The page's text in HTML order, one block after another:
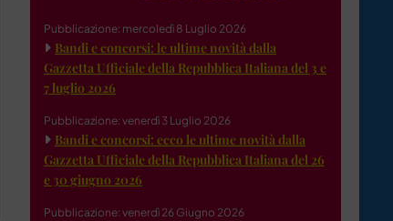
Pubblicazione: mercoledì 8 Luglio 2026
Bandi e concorsi: le ultime novità dalla
Gazzetta Ufficiale della Repubblica Italiana del 3 e
7 luglio 2026
Pubblicazione: venerdì 3 Luglio 2026
Bandi e concorsi: ecco le ultime novità dalla
Gazzetta Ufficiale della Repubblica Italiana del 26
e 30 giugno 2026
Pubblicazione: venerdì 26 Giugno 2026